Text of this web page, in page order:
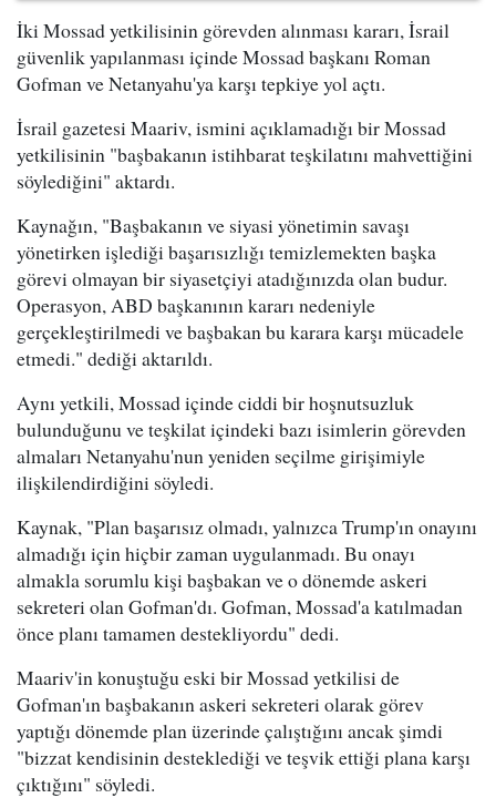
İki Mossad yetkilisinin görevden alınması kararı, İsrail
güvenlik yapılanması içinde Mossad başkanı Roman
Gofman ve Netanyahu'ya karşı tepkiye yol açtı.
İsrail gazetesi Maariv, ismini açıklamadığı bir Mossad
yetkilisinin "başbakanın istihbarat teşkilatını mahvettiğini
söylediğini" aktardı.
Kaynağın, "Başbakanın ve siyasi yönetimin savaşı
yönetirken işlediği başarısızlığı temizlemekten başka
görevi olmayan bir siyasetçiyi atadığınızda olan budur.
Operasyon, ABD başkanının kararı nedeniyle
gerçekleştirilmedi ve başbakan bu karara karşı mücadele
etmedi." dediği aktarıldı.
Aynı yetkili, Mossad içinde ciddi bir hoşnutsuzluk
bulunduğunu ve teşkilat içindeki bazı isimlerin görevden
almaları Netanyahu'nun yeniden seçilme girişimiyle
ilişkilendirdiğini söyledi.
Kaynak, "Plan başarısız olmadı, yalnızca Trump'ın onayını
almadığı için hiçbir zaman uygulanmadı. Bu onayı
almakla sorumlu kişi başbakan ve o dönemde askeri
sekreteri olan Gofman'dı. Gofman, Mossad'a katılmadan
önce planı tamamen destekliyordu" dedi.
Maariv'in konuştuğu eski bir Mossad yetkilisi de
Gofman'ın başbakanın askeri sekreteri olarak görev
yaptığı dönemde plan üzerinde çalıştığını ancak şimdi
"bizzat kendisinin desteklediği ve teşvik ettiği plana karşı
çıktığını" söyledi.